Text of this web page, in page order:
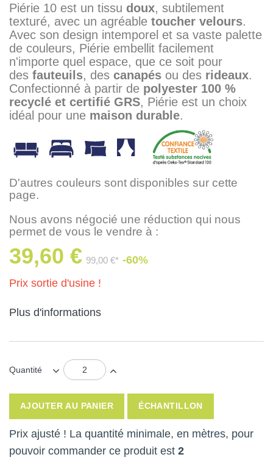
Piérie 10 est un tissu doux, subtilement
texturé, avec un agréable toucher velours.
Avec son design intemporel et sa vaste palette
de couleurs, Piérie embellit facilement
n'importe quel espace, que ce soit pour
des fauteuils, des canapés ou des rideaux.
Confectionné à partir de polyester 100 %
recyclé et certifié GRS, Piérie est un choix
idéal pour une maison durable.
D'autres couleurs sont disponibles sur cette
page.
Nous avons négocié une réduction qui nous
permet de vous le vendre à :
39,60 € 99,00 €* -60%
Prix sortie d'usine !
Plus d'informations
Quantité
AJOUTER AU PANIER ÉCHANTILLON
Prix ajusté ! La quantité minimale, en mètres, pour
pouvoir commander ce produit est 2